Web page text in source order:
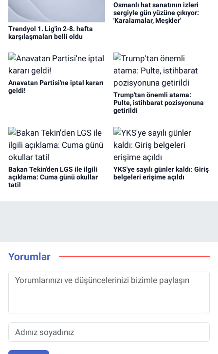
Trendyol 1. Lig'in 2-8. hafta
karşılaşmaları belli oldu
Osmanlı hat sanatının izleri
sergiyle gün yüzüne çıkıyor:
'Karalamalar, Meşkler'
Anavatan Partisi'ne iptal kararı
geldi!
Trump'tan önemli atama:
Pulte, istihbarat pozisyonuna
getirildi
Bakan Tekin'den LGS ile ilgili
açıklama: Cuma günü okullar
tatil
YKS'ye sayılı günler kaldı: Giriş
belgeleri erişime açıldı
Yorumlar